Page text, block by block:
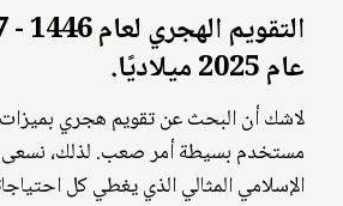
عام 2025 ميلاديًا.
لاشك أن البحث عن تقويم هجري بميزات
مستخدم بسيطة أمر صعب. لذلك، نسعى
الإسلامي المثالي الذي يغطي كل